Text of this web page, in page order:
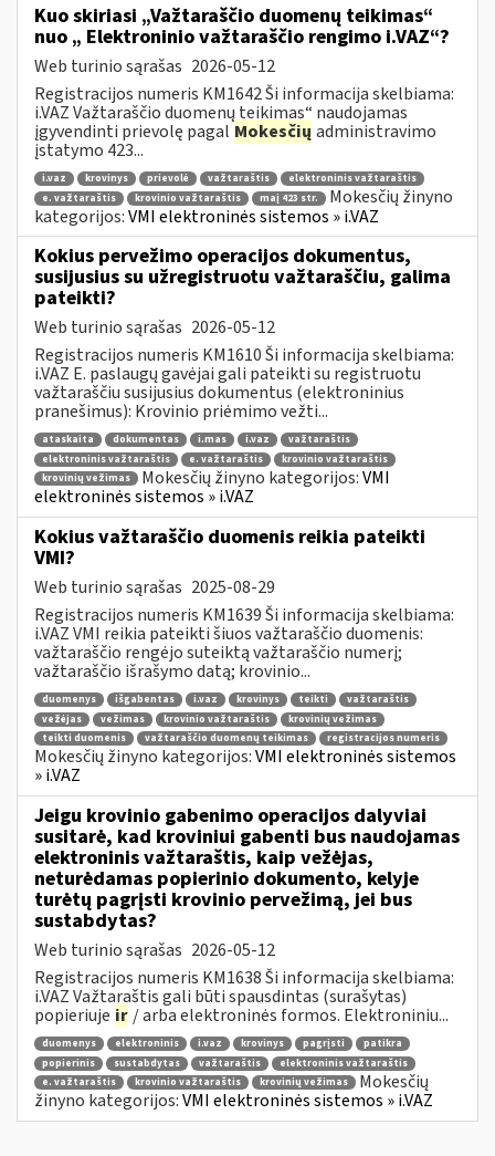
Kuo skiriasi „Važtaraščio duomenų teikimas“
nuo „ Elektroninio važtaraščio rengimo i.VAZ“?
Web turinio sąrašas 2026-05-12
Registracijos numeris KM1642 Ši informacija skelbiama:
i.VAZ Važtaraščio duomenų teikimas“ naudojamas
įgyvendinti prievolę pagal Mokesčių administravimo
įstatymo 423...
i.vaz krovinys prievolė važtaraštis
elektroninis važtaraštis
e. važtaraštis
krovinio važtaraštis maį 423 str.
Mokesčių žinyno
kategorijos:VMI elektroninės sistemos » i.VAZ
Kokius pervežimo operacijos dokumentus,
susijusius su užregistruotu važtaraščiu, galima
pateikti?
Web turinio sąrašas 2026-05-12
Registracijos numeris KM1610 Ši informacija skelbiama:
i.VAZ E. paslaugų gavėjai gali pateikti su registruotu
važtaraščiu susijusius dokumentus (elektroninius
pranešimus): Krovinio priėmimo vežti...
ataskaita dokumentas i.mas i.vaz
važtaraštis
elektroninis važtaraštis
e. važtaraštis
krovinio važtaraštis
krovinių vežimas
Mokesčių žinyno kategorijos:VMI
elektroninės sistemos » i.VAZ
Kokius važtaraščio duomenis reikia pateikti
VMI?
Web turinio sąrašas 2025-08-29
Registracijos numeris KM1639 Ši informacija skelbiama:
i.VAZ VMI reikia pateikti šiuos važtaraščio duomenis:
važtaraščio rengėjo suteiktą važtaraščio numerį;
važtaraščio išrašymo datą; krovinio...
duomenys išgabentas i.vaz krovinys teikti
važtaraštis
vežėjas
vežimas krovinio važtaraštis
krovinių vežimas
teikti duomenis
važtaraščio duomenų teikimas registracijos numeris
Mokesčių žinyno kategorijos:VMI elektroninės sistemos
» i.VAZ
Jeigu krovinio gabenimo operacijos dalyviai
susitarė, kad kroviniui gabenti bus naudojamas
elektroninis važtaraštis, kaip vežėjas,
neturėdamas popierinio dokumento, kelyje
turėtų pagrįsti krovinio pervežimą, jei bus
sustabdytas?
Web turinio sąrašas 2026-05-12
Registracijos numeris KM1638 Ši informacija skelbiama:
i.VAZ Važtaraštis gali būti spausdintas (surašytas)
popieriuje ir / arba elektroninės formos. Elektroniniu...
duomenys elektroninis i.vaz krovinys pagrįsti
patikra
popierinis
sustabdytas važtaraštis
elektroninis važtaraštis
e. važtaraštis
krovinio važtaraštis krovinių vežimas
Mokesčių
žinyno kategorijos:VMI elektroninės sistemos » i.VAZ